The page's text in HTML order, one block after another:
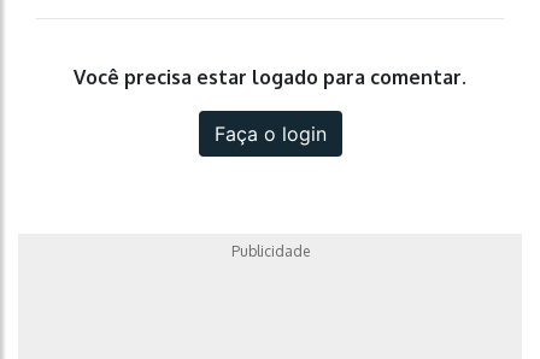
Você precisa estar logado para comentar.
Faça o login
Publicidade